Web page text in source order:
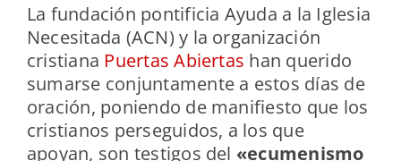
La fundación pontificia Ayuda a la Iglesia
Necesitada (ACN) y la organización
cristiana Puertas Abiertas han querido
sumarse conjuntamente a estos días de
oración, poniendo de manifiesto que los
cristianos perseguidos, a los que
apoyan, son testigos del «ecumenismo